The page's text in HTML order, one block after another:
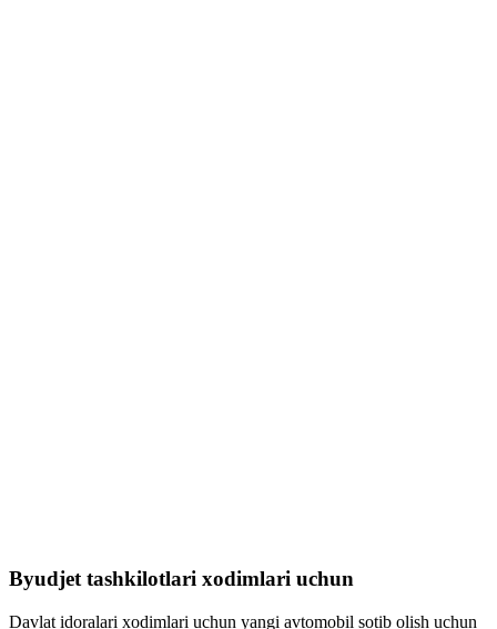
Byudjet tashkilotlari xodimlari uchun
Davlat idoralari xodimlari uchun yangi avtomobil sotib olish uchun